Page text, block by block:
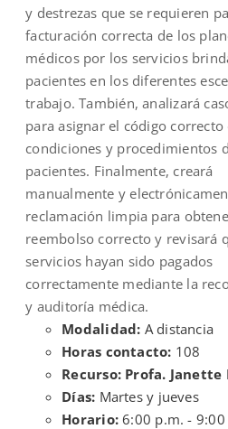
y destrezas que se requieren
facturación correcta de los
médicos por los servicios
pacientes en los diferentes
trabajo. También, analizará
para asignar el código correcto
condiciones y procedimientos
pacientes. Finalmente, creará
manualmente y
reclamación limpia para
reembolso correcto y revisará
servicios hayan sido pagados
correctamente mediante la
y auditoría médica.
Modalidad: A distancia
Horas contacto: 108
Recurso: Profa. Janette
Días: Martes y jueves
Horario:6:00 p.m. -